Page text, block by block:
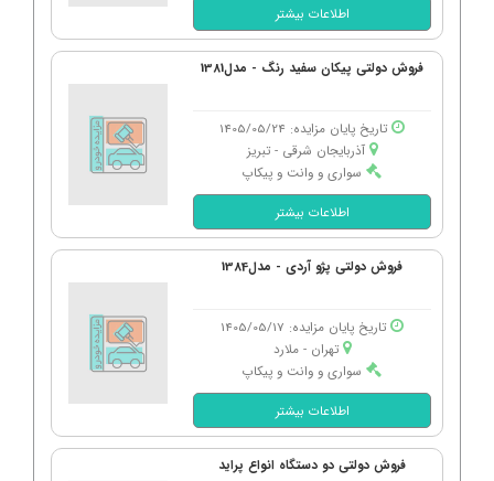
اطلاعات بیشتر
فروش دولتی پیکان سفید رنگ - مدل1381
تاریخ پایان مزایده: 1405/05/24
آذربایجان شرقی - تبریز
سواری و وانت و پیکاپ
اطلاعات بیشتر
فروش دولتی پژو آردی - مدل1384
تاریخ پایان مزایده: 1405/05/17
تهران - ملارد
سواری و وانت و پیکاپ
اطلاعات بیشتر
فروش دولتی دو دستگاه انواع پراید